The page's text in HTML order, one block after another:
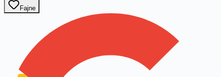
Fajne